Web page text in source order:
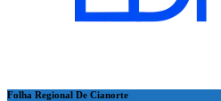
Folha Regional De Cianorte